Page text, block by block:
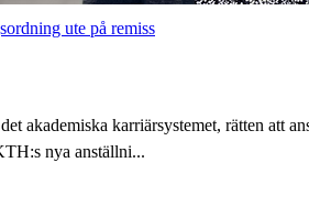
ute på remiss
akademiska karriärsystemet, rätten att
nya anställni...